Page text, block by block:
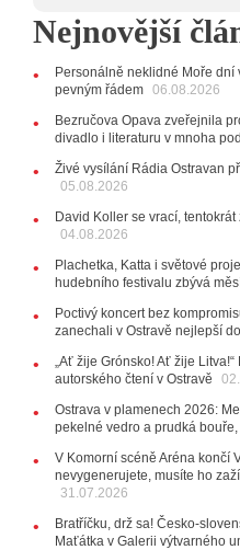
listopadu v klubu Barrák
10:33
Úsměvné historky
kláves
28.07.2026
15:51
Koncert
27.07.2026
držitelka Ceny Thálie za
Kirschner, návštěvníci
17:06
Zpěvačka Tanja
10:02
Kapela Midnight v
21.07.2026
Výrazná osobnost české
Frýdku-Místku
14:01
herec Dušan Urban
Nejnovější
Personálně neklidné Moře dní
pevným řádem 06.08.2026
Bezručova Opava zveřejnila
divadlo i literaturu v mnoha
Živé vysílání Rádia Ostravan
05.08.2026
David Koller se vrací,
04.08.2026
Plachetka, Katta i světové
hudebního festivalu zbývá
Poctivý koncert bez
zanechali v Ostravě nejlepší
„Ať žije Grónsko! Ať žije
autorského čtení v Ostravě
Ostrava v plamenech 2026:
pekelné vedro a prudká
V Komorní scéně Aréna končí
nevygenerujete, musíte ho
31.07.2026
Bratříčku, drž sa! Česko-
Maťátka v Galerii výtvarného